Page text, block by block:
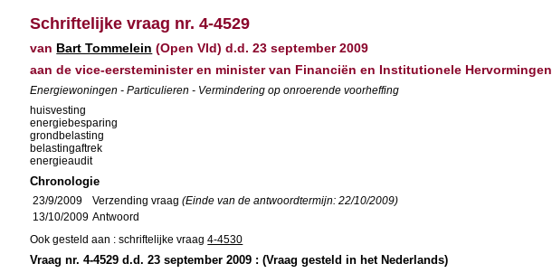
Schriftelijke vraag nr. 4-4529
van Bart Tommelein (Open Vld) d.d. 23 september 2009
aan de vice-eersteminister en minister van Financiën en Institutionele Hervormingen
Energiewoningen - Particulieren - Vermindering op onroerende voorheffing
huisvesting
energiebesparing
grondbelasting
belastingaftrek
energieaudit
Chronologie
23/9/2009 Verzending vraag(Einde van de antwoordtermijn: 22/10/2009)
13/10/2009 Antwoord
Ook gesteld aan : schriftelijke vraag4-4530
Vraag nr. 4-4529 d.d. 23 september 2009 : (Vraag gesteld in het Nederlands)